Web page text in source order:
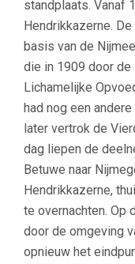
standplaats. Vanaf
Hendrikkazerne.
basis van de
die in 1909 door
Lichamelijke
had nog een
later vertrok de
dag liepen de
Betuwe naar
Hendrikkazerne,
te overnachten. Op
door de omgeving
opnieuw het